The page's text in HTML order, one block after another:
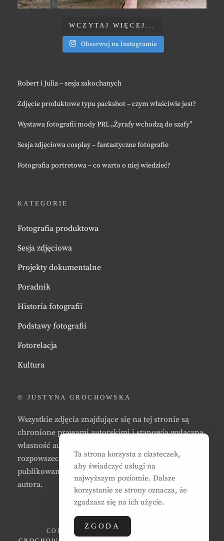
WCZYTAJ WIĘCEJ...
Obserwuj na Instagramie
Robert i Julia – sesja zakochanych
Zdjęcie produktowe typu packshot – czym właściwie jest?
Wystawa fotografii mody PRL „Żyrafy wchodzą do szafy”
Sesja zdjęciowa cosplay – fantastyczne fotografie
Fotografia portretowa – co warto o niej wiedzieć?
KATEGORIE
Fotografia produktowa
Sesja zdjęciowa
Projekty dokumentalne
Poradnik
Historia fotografii
Podstawy fotografii
Fotorelacja
Kultura
© JUSTYNA GROCHOWSKA
Wszystkie zdjęcia znajdujące się na tej stronie są
chronione prawami autorskimi i stanowią wyłączną
własność autora strony. Zabrania się kopiowania,
rozpowszechniania, reprodukowania,
publikowania, i/lub modyfikowania zdjęć bez zgody
autora.
COPYRIGHT © 2026
Ta strona korzysta z ciasteczek,
aby świadczyć usługi na
najwyższym poziomie. Dalsze
korzystanie ze strony oznacza, że
zgadzasz się na ich użycie.
ZGODA